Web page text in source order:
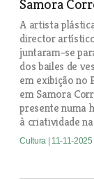
Samora
A artista
director
juntaram-se
dos bailes de
em exibição no
em Samora
presente numa
à criatividade
Cultura | 11-11-2025